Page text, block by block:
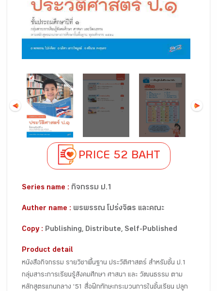
PRICE 52 BAHT
Series name : กิจกรรม ป.1
Auther name : พรพรรณ โปร่งจิตร และคณะ
Copy : Publishing, Distribute, Self-Published
Product detail
หนังสือกิจกรรม รายวิชาพื้นฐาน ประวัติศาสตร์ สำหรับชั้น ป.1
กลุ่มสาระการเรียนรู้สังคมศึกษา ศาสนา และ วัฒนธรรม ตาม
หลักสูตรแกนกลาง '51 สื่อฝึกทักษะกระบวนการในชั้นเรียน ปลูก